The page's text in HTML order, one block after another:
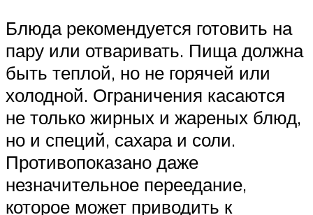
Блюда рекомендуется готовить на
пару или отваривать. Пища должна
быть теплой, но не горячей или
холодной. Ограничения касаются
не только жирных и жареных блюд,
но и специй, сахара и соли.
Противопоказано даже
незначительное переедание,
которое может приводить к